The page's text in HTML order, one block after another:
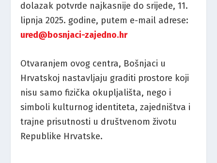
dolazak potvrde najkasnije do srijede, 11.
lipnja 2025. godine, putem e-mail adrese:
ured@bosnjaci-zajedno.hr
Otvaranjem ovog centra, Bošnjaci u
Hrvatskoj nastavljaju graditi prostore koji
nisu samo fizička okupljališta, nego i
simboli kulturnog identiteta, zajedništva i
trajne prisutnosti u društvenom životu
Republike Hrvatske.